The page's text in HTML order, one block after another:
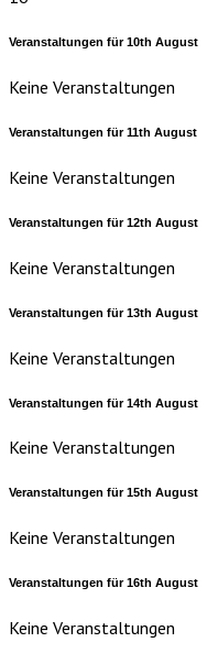
Veranstaltungen für10th August
Keine Veranstaltungen
Veranstaltungen für11th August
Keine Veranstaltungen
Veranstaltungen für12th August
Keine Veranstaltungen
Veranstaltungen für13th August
Keine Veranstaltungen
Veranstaltungen für14th August
Keine Veranstaltungen
Veranstaltungen für15th August
Keine Veranstaltungen
Veranstaltungen für16th August
Keine Veranstaltungen